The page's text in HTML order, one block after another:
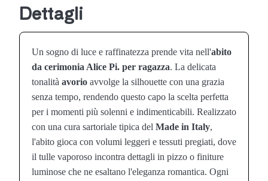
Dettagli
Un sogno di luce e raffinatezza prende vita nell'abito
da cerimonia Alice Pi. per ragazza. La delicata
tonalità avorio avvolge la silhouette con una grazia
senza tempo, rendendo questo capo la scelta perfetta
per i momenti più solenni e indimenticabili. Realizzato
con una cura sartoriale tipica del Made in Italy,
l'abito gioca con volumi leggeri e tessuti pregiati, dove
il tulle vaporoso incontra dettagli in pizzo o finiture
luminose che ne esaltano l'eleganza romantica. Ogni